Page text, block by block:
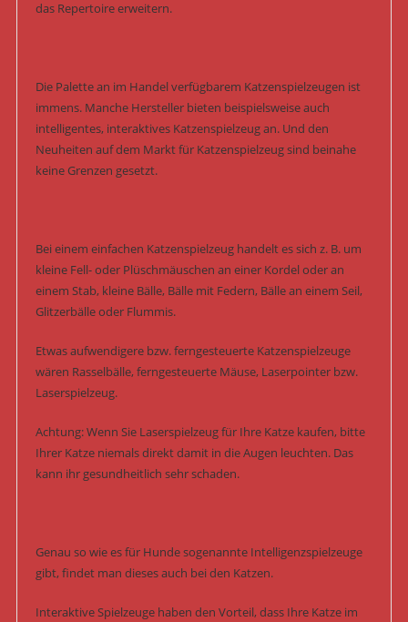
das Repertoire erweitern.
Die Palette an im Handel verfügbarem Katzenspielzeugen ist
immens. Manche Hersteller bieten beispielsweise auch
intelligentes, interaktives Katzenspielzeug an. Und den
Neuheiten auf dem Markt für Katzenspielzeug sind beinahe
keine Grenzen gesetzt.
Bei einem einfachen Katzenspielzeug handelt es sich z. B. um
kleine Fell- oder Plüschmäuschen an einer Kordel oder an
einem Stab, kleine Bälle, Bälle mit Federn, Bälle an einem Seil,
Glitzerbälle oder Flummis.
Etwas aufwendigere bzw. ferngesteuerte Katzenspielzeuge
wären Rasselbälle, ferngesteuerte Mäuse, Laserpointer bzw.
Laserspielzeug.
Achtung: Wenn Sie Laserspielzeug für Ihre Katze kaufen, bitte
Ihrer Katze niemals direkt damit in die Augen leuchten. Das
kann ihr gesundheitlich sehr schaden.
Genau so wie es für Hunde sogenannte Intelligenzspielzeuge
gibt, findet man dieses auch bei den Katzen.
Interaktive Spielzeuge haben den Vorteil, dass Ihre Katze im